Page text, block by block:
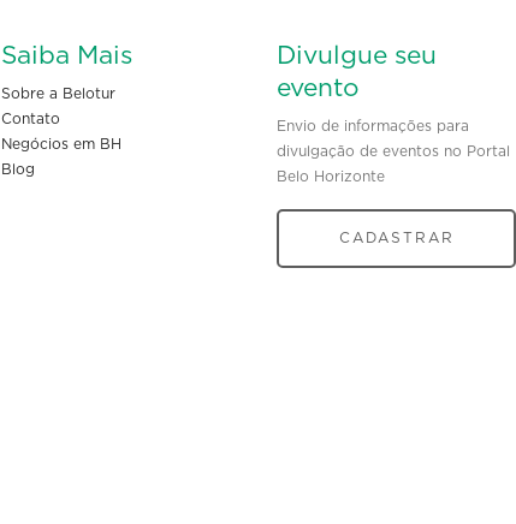
Saiba Mais
Sobre a Belotur
Contato
Negócios em BH
Blog
Divulgue seu
evento
Envio de informações para
divulgação de eventos no Portal
Belo Horizonte
CADASTRAR